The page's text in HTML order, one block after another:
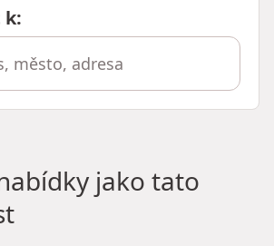
k:
jako tato